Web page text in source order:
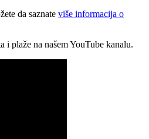
da saznate više informacija o
i plaže na našem YouTube kanalu.